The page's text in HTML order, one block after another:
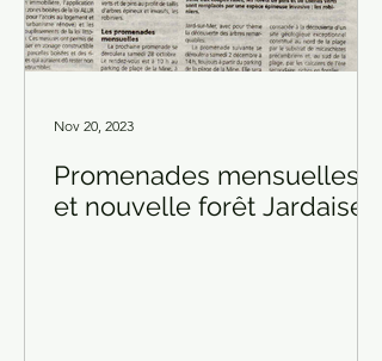
Promenades mensuelles
et nouvelle forêt Jardaise
Nov 20, 2023